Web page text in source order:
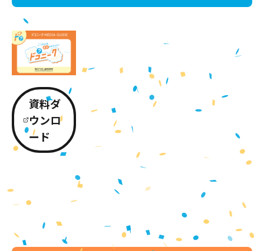
資料ダ
ウンロ
ード